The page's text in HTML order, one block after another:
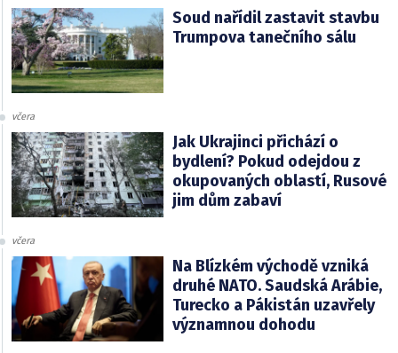
Soud nařídil zastavit stavbu
Trumpova tanečního sálu
včera
Jak Ukrajinci přichází o
bydlení? Pokud odejdou z
okupovaných oblastí, Rusové
jim dům zabaví
včera
Na Blízkém východě vzniká
druhé NATO. Saudská Arábie,
Turecko a Pákistán uzavřely
významnou dohodu